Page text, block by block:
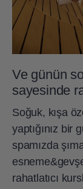
Ve günün
sayesinde
Soğuk, kışa
yaptığınız bir
spamızda
rahatlatıcı